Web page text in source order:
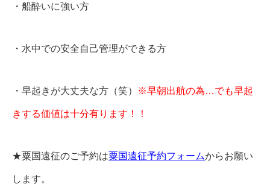
・船酔いに強い方
・水中での安全自己管理ができる方
・早起きが大丈夫な方（笑） ※早朝出航の為…でも早起
きする価値は十分有ります！！
★粟国遠征のご予約は粟国遠征予約フォームからお願い
します。